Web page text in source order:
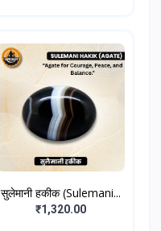
सुलेमानी हकीक (Sulemani...
₹1,320.00